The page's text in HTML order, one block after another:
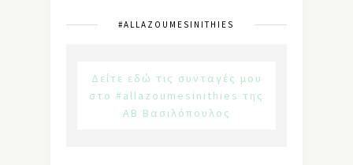
#ALLAZOUMESINITHIES
Δείτε εδώ τις συνταγές μου
στο #allazoumesinithies της
ΑΒ Βασιλόπουλος